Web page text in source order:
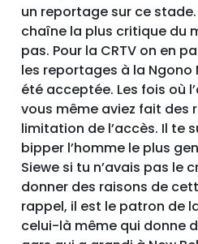
un reportage sur ce stade.
chaîne la plus critique du
pas. Pour la CRTV on en
les reportages à la
été acceptée. Les fois où
vous même aviez fait des
limitation de l’accès. Il te
bipper l’homme le plus
Siewe si tu n’avais pas le
donner des raisons de
rappel, il est le patron de
celui-là même qui donne